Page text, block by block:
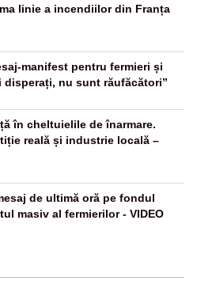
linie a incendiilor din Franța
manifest pentru fermieri și
disperați, nu sunt răufăcători”
în cheltuielile de înarmare.
reală și industrie locală –
de ultimă oră pe fondul
masiv al fermierilor - VIDEO